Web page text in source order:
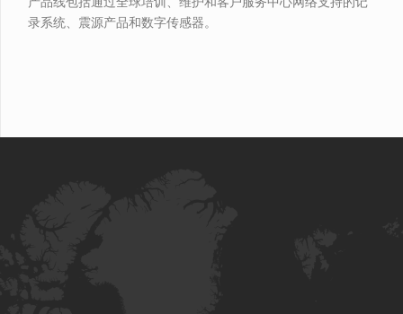
录系统、震源产品和数字传感器。